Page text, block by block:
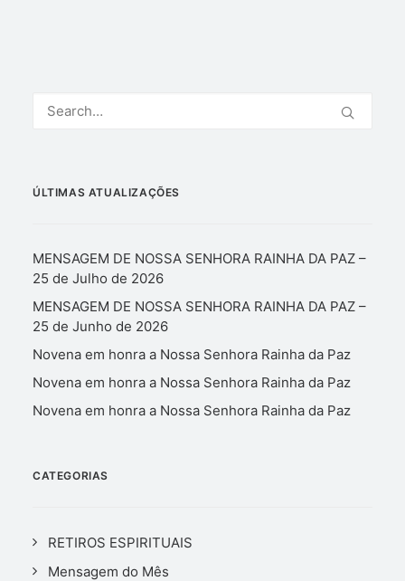
ÚLTIMAS ATUALIZAÇÕES
MENSAGEM DE NOSSA SENHORA RAINHA DA PAZ –
25 de Julho de 2026
MENSAGEM DE NOSSA SENHORA RAINHA DA PAZ –
25 de Junho de 2026
Novena em honra a Nossa Senhora Rainha da Paz
Novena em honra a Nossa Senhora Rainha da Paz
Novena em honra a Nossa Senhora Rainha da Paz
CATEGORIAS
RETIROS ESPIRITUAIS
Mensagem do Mês